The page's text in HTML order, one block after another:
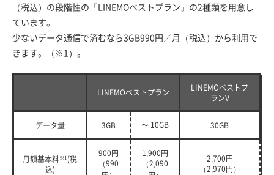
（税込）の段階性の「LINEMOベストプラン」の2種類を用意し
ています。
少ないデータ通信で済むなら3GB990円／月（税込）から利用で
きます。（※1）。
LINEMOベストプラン
LINEMOベストプ
ランV
データ量 3GB 〜 10GB 30GB
月額基本料※1(税
込)
900円
（990
1,900円
（2,090
2,700円
（2,970円）